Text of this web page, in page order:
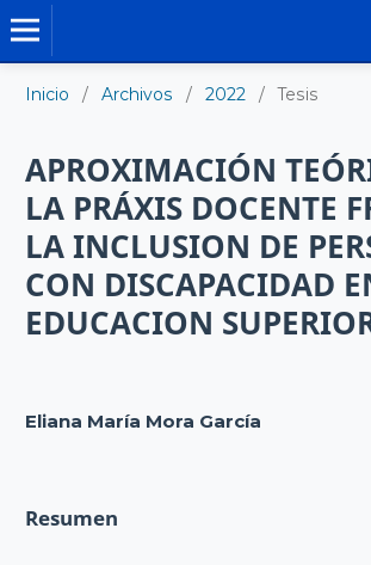
Inicio / Archivos / 2022 / Tesis
APROXIMACIÓN
LA PRÁXIS DOCENTE
LA INCLUSION DE
CON DISCAPACIDAD
EDUCACION
Eliana María Mora García
Resumen